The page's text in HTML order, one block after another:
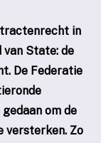
in
van State: de
De Federatie
om de
versterken. Zo